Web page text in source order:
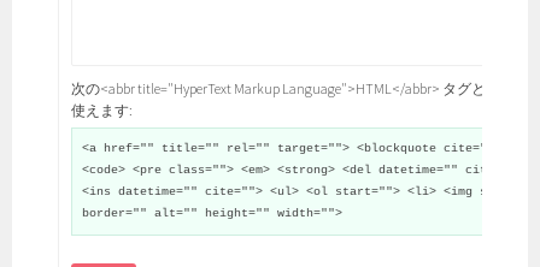
次の<abbr title="HyperText Markup Language">HTML</abbr> タグと属性が
使えます:
<a href="" title="" rel="" target=""> <blockquote cite="">
<code> <pre class=""> <em> <strong> <del datetime="" cite="">
<ins datetime="" cite=""> <ul> <ol start=""> <li> <img src=""
border="" alt="" height="" width="">